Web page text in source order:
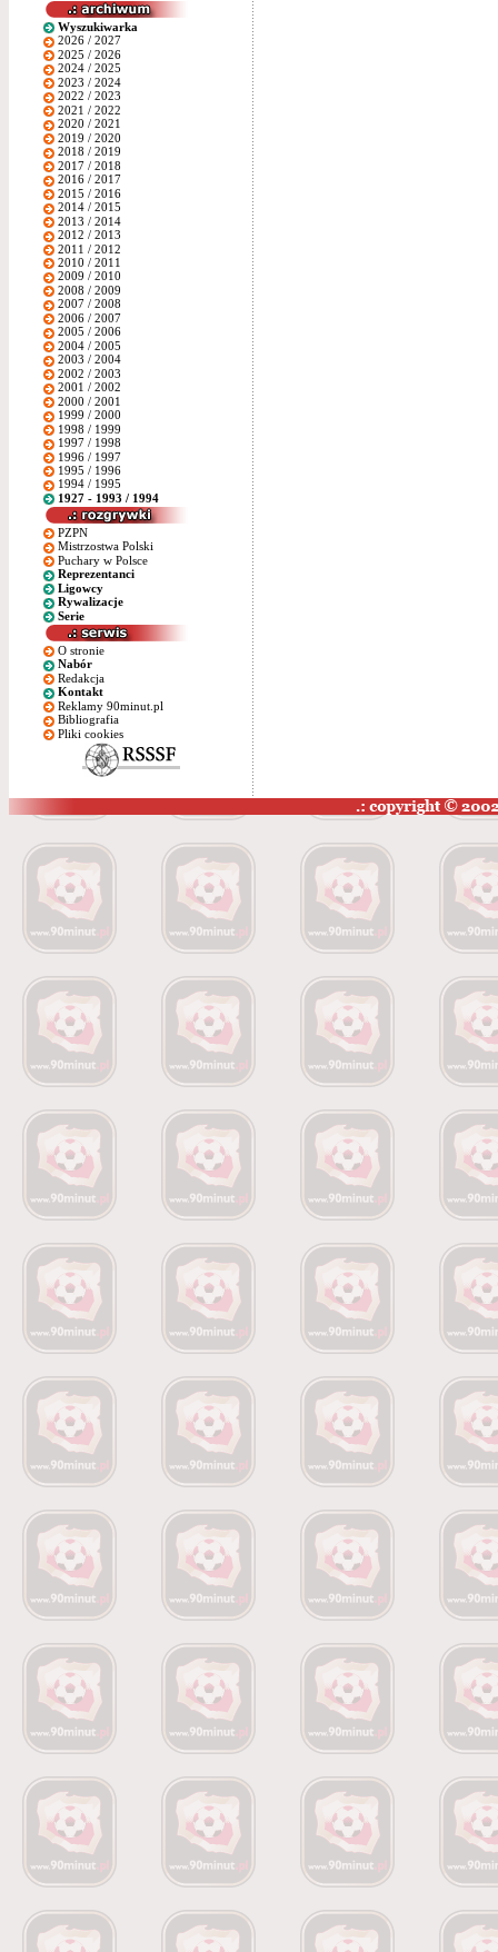
Wyszukiwarka
2026 / 2027
2025 / 2026
2024 / 2025
2023 / 2024
2022 / 2023
2021 / 2022
2020 / 2021
2019 / 2020
2018 / 2019
2017 / 2018
2016 / 2017
2015 / 2016
2014 / 2015
2013 / 2014
2012 / 2013
2011 / 2012
2010 / 2011
2009 / 2010
2008 / 2009
2007 / 2008
2006 / 2007
2005 / 2006
2004 / 2005
2003 / 2004
2002 / 2003
2001 / 2002
2000 / 2001
1999 / 2000
1998 / 1999
1997 / 1998
1996 / 1997
1995 / 1996
1994 / 1995
1927 - 1993 / 1994
PZPN
Mistrzostwa Polski
Puchary w Polsce
Reprezentanci
Ligowcy
Rywalizacje
Serie
O stronie
Nabór
Redakcja
Kontakt
Reklamy 90minut.pl
Bibliografia
Pliki cookies